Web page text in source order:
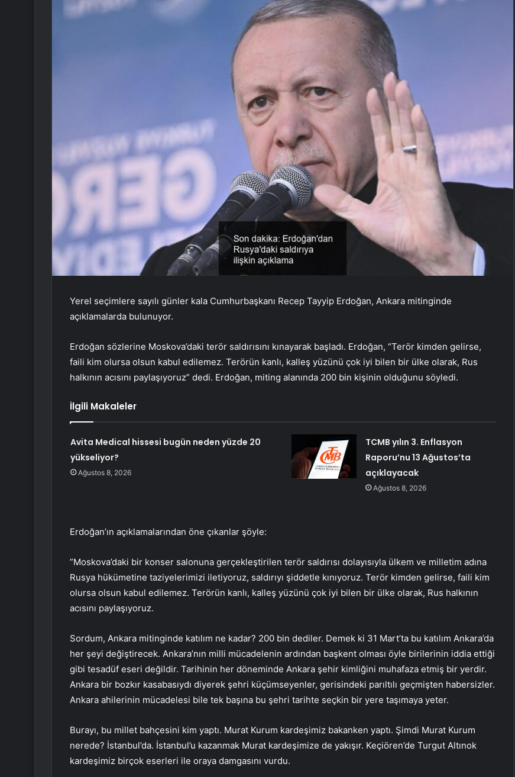
Yerel seçimlere sayılı günler kala Cumhurbaşkanı Recep Tayyip Erdoğan, Ankara mitinginde
açıklamalarda bulunuyor.
Erdoğan sözlerine Moskova’daki terör saldırısını kınayarak başladı. Erdoğan, “Terör kimden gelirse,
faili kim olursa olsun kabul edilemez. Terörün kanlı, kalleş yüzünü çok iyi bilen bir ülke olarak, Rus
halkının acısını paylaşıyoruz” dedi. Erdoğan, miting alanında 200 bin kişinin olduğunu söyledi.
İlgili Makaleler
Avita Medical hissesi bugün neden yüzde 20
yükseliyor?
Ağustos 8, 2026
TCMB yılın 3. Enflasyon
Raporu’nu 13 Ağustos’ta
açıklayacak
Ağustos 8, 2026
Erdoğan’ın açıklamalarından öne çıkanlar şöyle:
”Moskova’daki bir konser salonuna gerçekleştirilen terör saldırısı dolayısıyla ülkem ve milletim adına
Rusya hükümetine taziyelerimizi iletiyoruz, saldırıyı şiddetle kınıyoruz. Terör kimden gelirse, faili kim
olursa olsun kabul edilemez. Terörün kanlı, kalleş yüzünü çok iyi bilen bir ülke olarak, Rus halkının
acısını paylaşıyoruz.
Sordum, Ankara mitinginde katılım ne kadar? 200 bin dediler. Demek ki 31 Mart’ta bu katılım Ankara’da
her şeyi değiştirecek. Ankara’nın milli mücadelenin ardından başkent olması öyle birilerinin iddia ettiği
gibi tesadüf eseri değildir. Tarihinin her döneminde Ankara şehir kimliğini muhafaza etmiş bir yerdir.
Ankara bir bozkır kasabasıydı diyerek şehri küçümseyenler, gerisindeki parıltılı geçmişten habersizler.
Ankara ahilerinin mücadelesi bile tek başına bu şehri tarihte seçkin bir yere taşımaya yeter.
Burayı, bu millet bahçesini kim yaptı. Murat Kurum kardeşimiz bakanken yaptı. Şimdi Murat Kurum
nerede? İstanbul’da. İstanbul’u kazanmak Murat kardeşimize de yakışır. Keçiören’de Turgut Altınok
kardeşimiz birçok eserleri ile oraya damgasını vurdu.